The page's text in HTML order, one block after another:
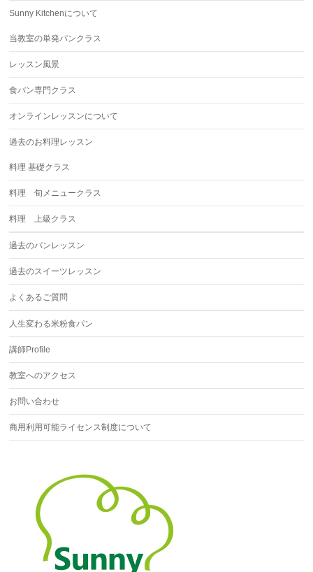
Sunny Kitchenについて
当教室の単発パンクラス
レッスン風景
食パン専門クラス
オンラインレッスンについて
過去のお料理レッスン
料理 基礎クラス
料理 旬メニュークラス
料理 上級クラス
過去のパンレッスン
過去のスイーツレッスン
よくあるご質問
人生変わる米粉食パン
講師Profile
教室へのアクセス
お問い合わせ
商用利用可能ライセンス制度について